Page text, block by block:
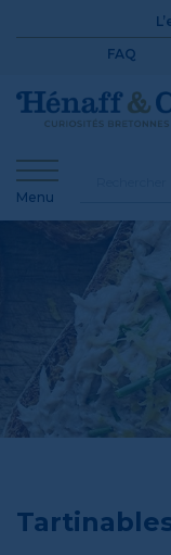
FAQ
Menu